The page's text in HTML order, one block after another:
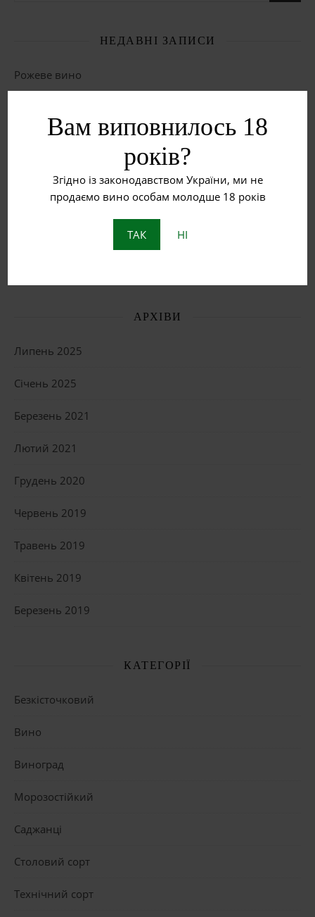
Вам виповнилось 18
років?
Згідно із законодавством України, ми не
продаємо вино особам молодше 18 років
ТАК НІ
НЕДАВНІ ЗАПИСИ
Рожеве вино
Біле вино
Що таке бурштинове вино?
Пет Нат: Натуральне ігристе вино з історією
АРХІВИ
Липень 2025
Січень 2025
Березень 2021
Лютий 2021
Грудень 2020
Червень 2019
Травень 2019
Квітень 2019
Березень 2019
КАТЕГОРІЇ
Безкісточковий
Вино
Виноград
Морозостійкий
Саджанці
Столовий сорт
Технічний сорт